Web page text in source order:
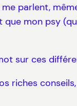
parlent,
mon psy
sur ces
riches